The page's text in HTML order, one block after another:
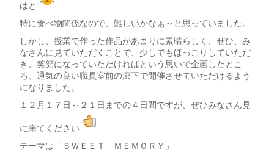
はと
特に食べ物関係なので、難しいかなぁ～と思っていました。
しかし、授業で作った作品があまりに素晴らしく、ぜひ、み
なさんに見ていただくことで、少しでもほっこりしていただ
き、笑顔になっていただければという思いで企画したとこ
ろ、通気の良い職員室前の廊下で開催させていただけるよう
になりました。
１２月１７日～２１日までの４日間ですが、ぜひみなさん見
に来てください
テーマは「ＳＷＥＥＴ ＭＥＭＯＲＹ」